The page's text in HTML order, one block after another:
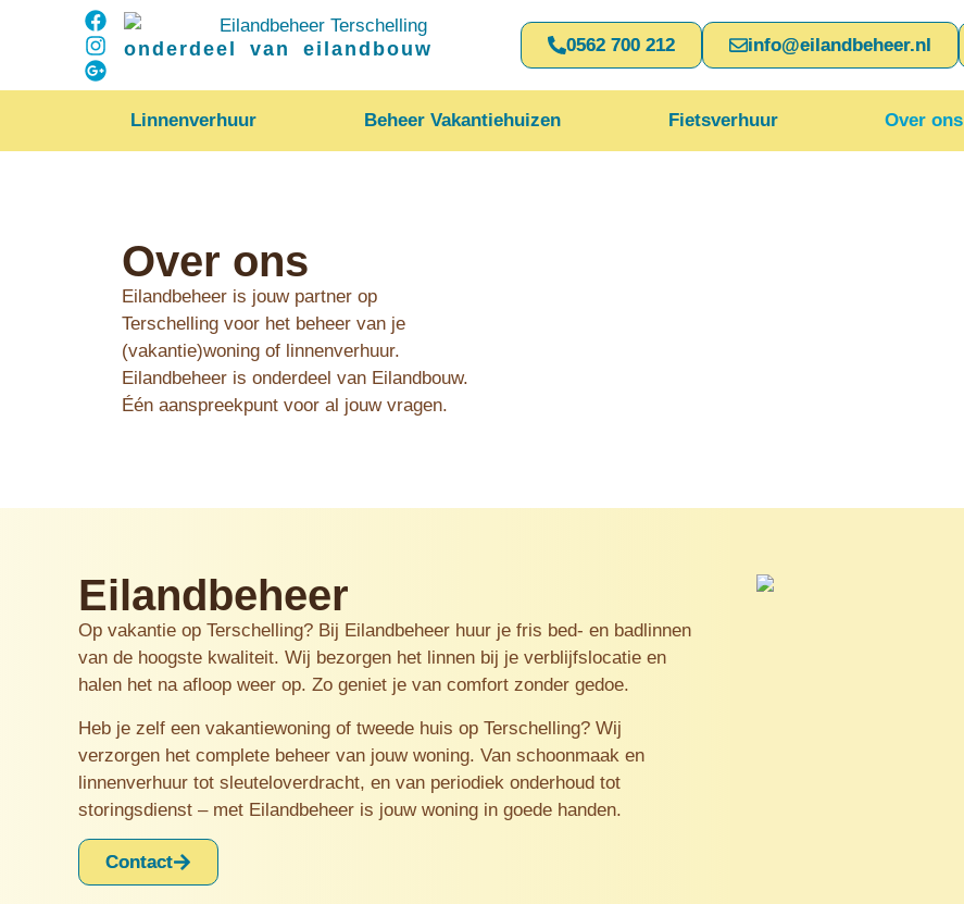
onderdeel van eilandbouw 0562 700 212 info@eilandbeheer.nl
Linnenverhuur Beheer Vakantiehuizen Fietsverhuur Over ons
Over ons
Eilandbeheer is jouw partner op
Terschelling voor het beheer van je
(vakantie)woning of linnenverhuur.
Eilandbeheer is onderdeel van Eilandbouw.
Één aanspreekpunt voor al jouw vragen.
Eilandbeheer
Op vakantie op Terschelling? Bij Eilandbeheer huur je fris bed- en badlinnen
van de hoogste kwaliteit. Wij bezorgen het linnen bij je verblijfslocatie en
halen het na afloop weer op. Zo geniet je van comfort zonder gedoe.
Heb je zelf een vakantiewoning of tweede huis op Terschelling? Wij
verzorgen het complete beheer van jouw woning. Van schoonmaak en
linnenverhuur tot sleuteloverdracht, en van periodiek onderhoud tot
storingsdienst – met Eilandbeheer is jouw woning in goede handen.
Contact